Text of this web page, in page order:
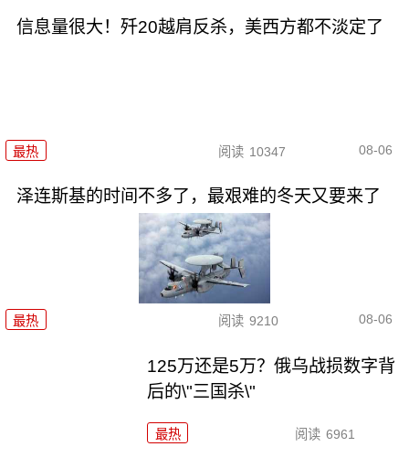
信息量很大！歼20越肩反杀，美西方都不淡定了
最热 阅读 10347 08-06
泽连斯基的时间不多了，最艰难的冬天又要来了
最热 阅读 9210 08-06
125万还是5万？俄乌战损数字背
后的\"三国杀\"
最热 阅读 6961